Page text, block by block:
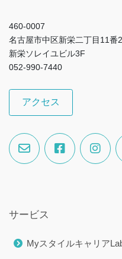
460-0007
名古屋市中区新栄二丁目11番
新栄ソレイユビル3F
052-990-7440
アクセス
サービス
Myスタイルキャリア